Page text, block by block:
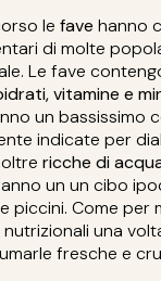
le fave hanno
di molte
Le fave
vitamine e
un bassissimo
indicate per
ricche di
un un cibo
piccini. Come per
una
fresche e